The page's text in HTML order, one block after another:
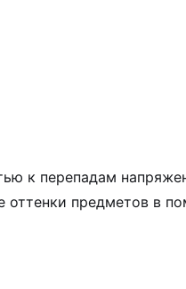
к перепадам
оттенки предметов в